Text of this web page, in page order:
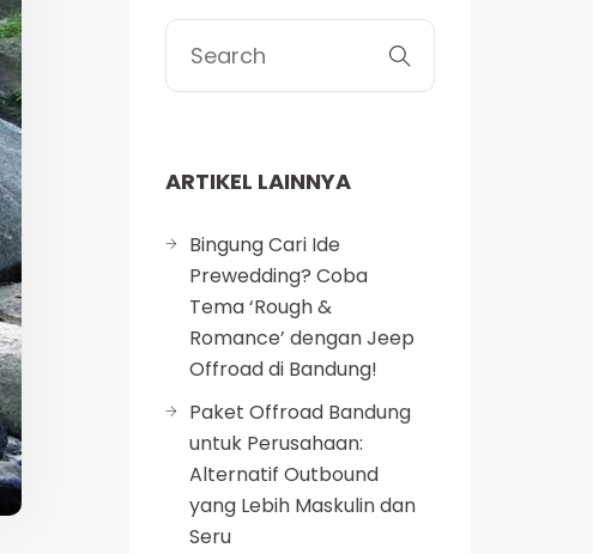
ARTIKEL LAINNYA
Bingung Cari Ide
Prewedding? Coba
Tema ‘Rough &
Romance’ dengan Jeep
Offroad di Bandung!
Paket Offroad Bandung
untuk Perusahaan:
Alternatif Outbound
yang Lebih Maskulin dan
Seru